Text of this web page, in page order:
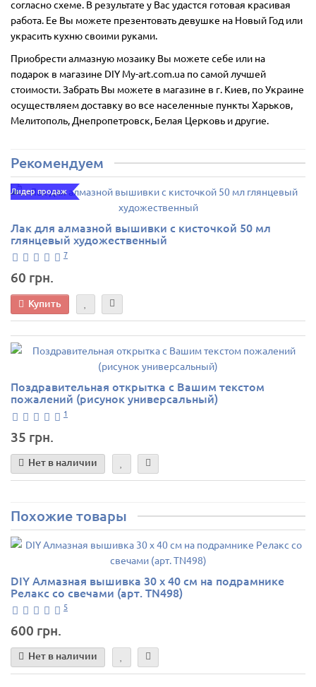
согласно схеме. В результате у Вас удастся готовая красивая
работа. Ее Вы можете презентовать девушке на Новый Год или
украсить кухню своими руками.
Приобрести алмазную мозаику Вы можете себе или на
подарок в магазине DIY My-art.com.ua по самой лучшей
стоимости. Забрать Вы можете в магазине в г. Киев, по Украине
осуществляем доставку во все населенные пункты Харьков,
Мелитополь, Днепропетровск, Белая Церковь и другие.
Рекомендуем
Лидер продаж
Лак для алмазной вышивки с кисточкой 50 мл
глянцевый художественный
7
60 грн.
Купить
Поздравительная открытка с Вашим текстом
пожалений (рисунок универсальный)
1
35 грн.
Нет в наличии
Похожие товары
DIY Алмазная вышивка 30 х 40 см на подрамнике
Релакс со свечами (арт. TN498)
5
600 грн.
Нет в наличии